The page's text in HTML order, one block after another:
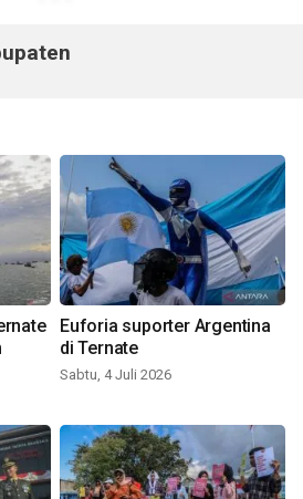
Euforia suporter Argentina
di Ternate
Sabtu, 4 Juli 2026